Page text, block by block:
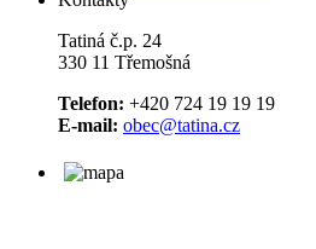
Tatiná č.p. 24
330 11 Třemošná
Telefon: +420 724 19 19 19
E-mail: obec@tatina.cz